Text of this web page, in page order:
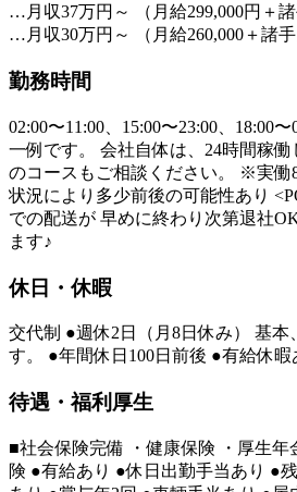
…月収37万円～ （月給299,000円＋
…月収30万円～ （月給260,000＋諸手
勤務時間
02:00〜11:00、15:00〜23:00、18:00
一例です。 会社自体は、24時間稼
のコースもご相談ください。 ※実働
状況により多少前後の可能性あり
での配送が 早めに終わり次第退社
ます♪
休日・休暇
交代制 ●週休2日（月8日休み） 基本
す。 ●年間休日100日前後 ●有給休暇
待遇・福利厚生
■社会保険完備 ・健康保険 ・厚生年
険 ●有給あり ●休日出勤手当あり ●